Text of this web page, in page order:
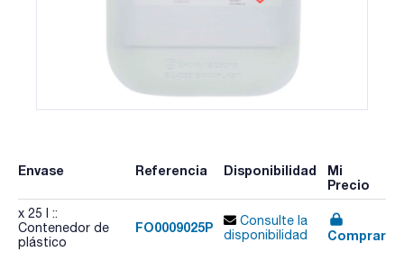
Envase Referencia Disponibilidad
Mi
Precio
x 25 l ::
Contenedor de
plástico
FO0009025P
Consulte la
disponibilidad
Comprar